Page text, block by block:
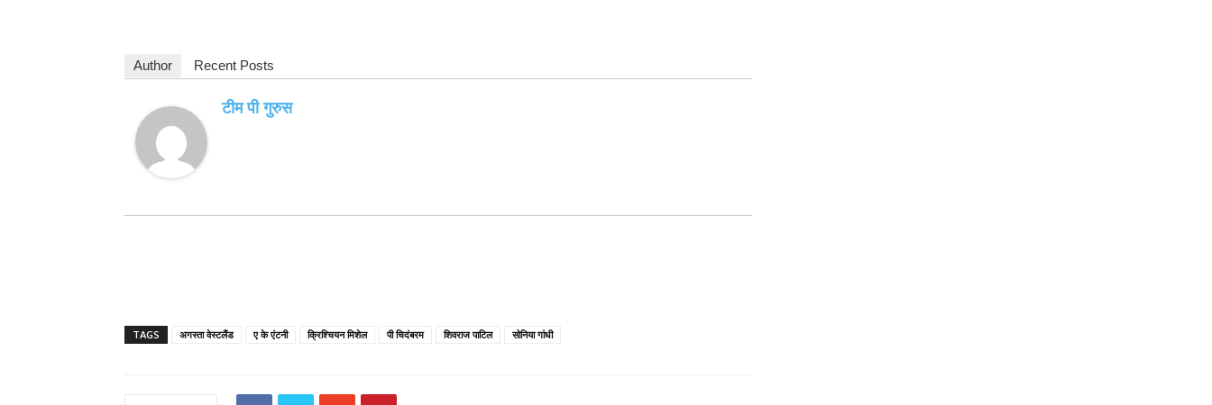
Author Recent Posts
टीम पी गुरुस
TAGS अगस्ता वेस्टलैंड ए के एंटनी क्रिश्चियन मिशेल पी चिदंबरम शिवराज पाटिल सोनिया गांधी